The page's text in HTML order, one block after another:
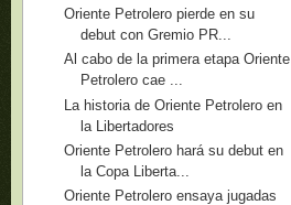
Oriente Petrolero pierde en su
debut con Gremio PR...
Al cabo de la primera etapa Oriente
Petrolero cae ...
La historia de Oriente Petrolero en
la Libertadores
Oriente Petrolero hará su debut en
la Copa Liberta...
Oriente Petrolero ensaya jugadas